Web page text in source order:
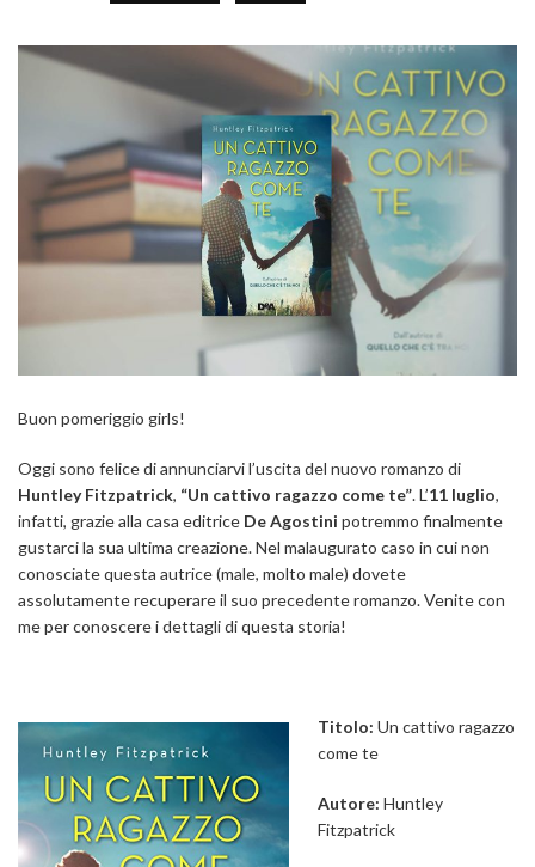
Buon pomeriggio girls!
Oggi sono felice di annunciarvi l’uscita del nuovo romanzo di
Huntley Fitzpatrick, “Un cattivo ragazzo come te”. L’11 luglio,
infatti, grazie alla casa editrice De Agostini potremmo finalmente
gustarci la sua ultima creazione. Nel malaugurato caso in cui non
conosciate questa autrice (male, molto male) dovete
assolutamente recuperare il suo precedente romanzo. Venite con
me per conoscere i dettagli di questa storia!
Titolo: Un cattivo ragazzo
come te
Autore: Huntley
Fitzpatrick